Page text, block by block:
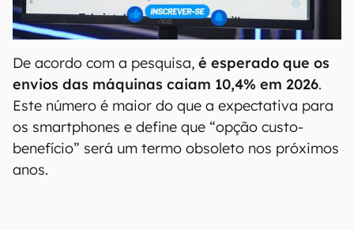
De acordo com a pesquisa, é esperado que os
envios das máquinas caiam 10,4% em 2026.
Este número é maior do que a expectativa para
os smartphones e define que “opção custo-
benefício” será um termo obsoleto nos próximos
anos.